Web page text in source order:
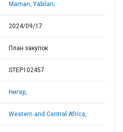
Maman, Yabilan;
2024/09/17
План закупок
STEP102457
Нигер,
Western and Central Africa,